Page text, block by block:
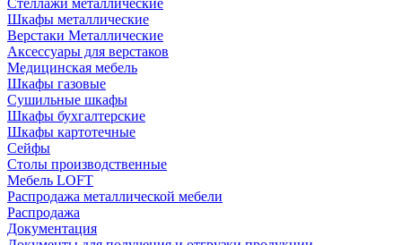
Стеллажи металлические
Шкафы металлические
Верстаки Металлические
Аксессуары для верстаков
Медицинская мебель
Шкафы газовые
Сушильные шкафы
Шкафы бухгалтерские
Шкафы картотечные
Сейфы
Столы производственные
Мебель LOFT
Распродажа металлической мебели
Распродажа
Документация